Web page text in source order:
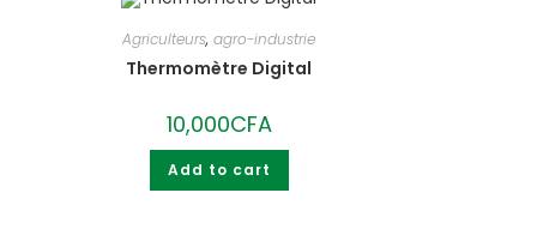
Agriculteurs,agro-industrie
Thermomètre Digital
10,000CFA
Add to cart